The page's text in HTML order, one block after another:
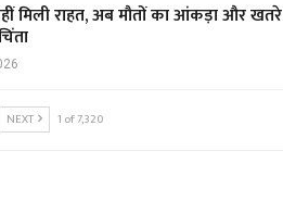
मिली राहत, अब मौतों का आंकड़ा और खतरे
NEXT 1 of 7,320